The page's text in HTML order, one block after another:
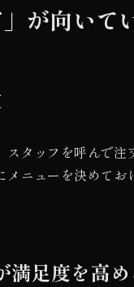
が向いて
タッフを呼んで
ニューを決めて
足度を高め